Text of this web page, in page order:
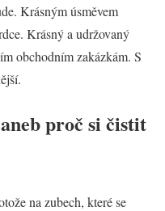
Krásným úsměvem
Krásný a udržovaný
obchodním zakázkám. S
proč si čistit
na zubech, které se